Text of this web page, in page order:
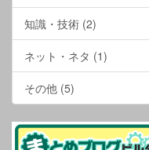
知識・技術 (2)
ネット・ネタ (1)
その他 (5)